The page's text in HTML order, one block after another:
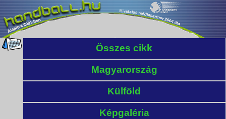
Összes cikk
Magyarország
Külföld
Képgaléria